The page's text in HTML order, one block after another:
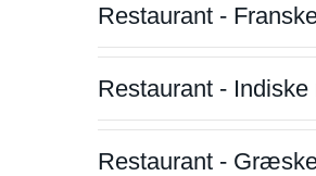
Restaurant -
Restaurant -
Restaurant -